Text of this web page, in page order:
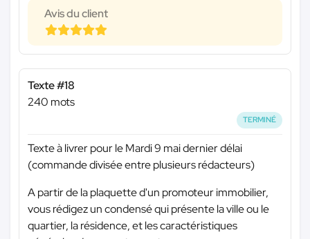
Avis du client
Texte #18
240 mots
TERMINÉ
Texte à livrer pour le Mardi 9 mai dernier délai
(commande divisée entre plusieurs rédacteurs)
A partir de la plaquette d'un promoteur immobilier,
vous rédigez un condensé qui présente la ville ou le
quartier, la résidence, et les caractéristiques